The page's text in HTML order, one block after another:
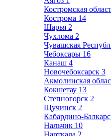
Костромская
Кострома 14
Шарья 2
Чухлома 2
Чувашская
Чебоксары 16
Канаш 4
Новочебоксарск 3
Акмолинская
Кокшетау 13
Степногорск 2
Щучинск 2
Кабардино-
Нальчик 10
Нарткала 2